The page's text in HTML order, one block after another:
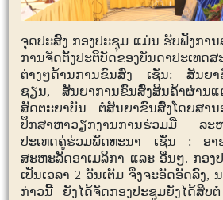
ຈຸດປະສົງ ກອງປະຊຸມ ແມ່ນ ຮັບຟັງກາ
ການຈັດຕັ້ງປະຕິບັດຂອງບັນດາປະເທດ
ຕ່າງໆດ້ານການຂົນສົ່ງ ເຊັ່ນ: ສັນຍາ
ຊຽນ, ສັນຍາການຂົນສົ່ງສິນຄ້າຜ່ານ
ສັດຕະຍາບັນ ຕໍ່ສັນຍາຂົນສົ່ງໂດຍສ
ປຶກສາຫາວຽກງານການຮ່ວມມື ລ
ປະເທດຄູ່ຮ່ວມພັດທະນາ ເຊັ່ນ : ອາ
ສະຫະລັດອາເມລິກາ ແລະ ອື່ນໆ. ກອງ
ເປັນເວລາ 2 ວັນເຕັມ ຈຶ່ງຈະອັດອັດລົງ,
ກ່າວນີ້ ຍັງໄດ້ຈັດກອງປະຊູມຍັງໄດ້ສຶບ